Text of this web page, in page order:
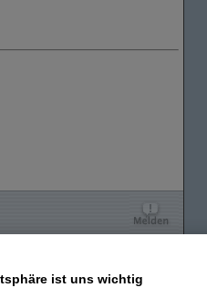
ist uns wichtig